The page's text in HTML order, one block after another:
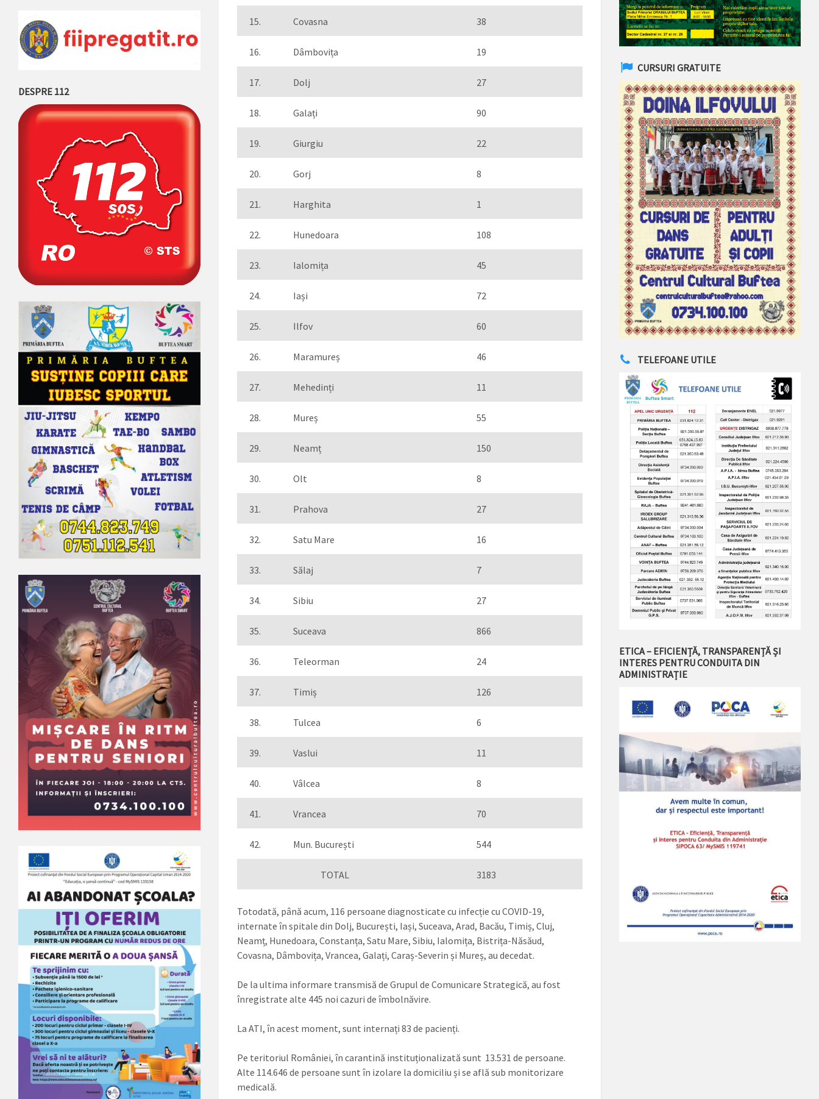
15. Covasna 38
16. Dâmbovița 19
17. Dolj 27
18. Galați 90
19. Giurgiu 22
20. Gorj 8
21. Harghita 1
22. Hunedoara 108
23. Ialomița 45
24. Iași 72
25. Ilfov 60
26. Maramureș 46
27. Mehedinți 11
28. Mureș 55
29. Neamț 150
30. Olt 8
31. Prahova 27
32. Satu Mare 16
33. Sălaj 7
34. Sibiu 27
35. Suceava 866
36. Teleorman 24
37. Timiș 126
38. Tulcea 6
39. Vaslui 11
40. Vâlcea 8
41. Vrancea 70
42. Mun. București 544
TOTAL 3183
Totodată, până acum, 116 persoane diagnosticate cu infecție cu COVID-19,
internate în spitale din Dolj, București, Iași, Suceava, Arad, Bacău, Timiș, Cluj,
Neamț, Hunedoara, Constanța, Satu Mare, Sibiu, Ialomița, Bistrița-Năsăud,
Covasna, Dâmbovița, Vrancea, Galați, Caraș-Severin și Mureș, au decedat.
De la ultima informare transmisă de Grupul de Comunicare Strategică, au fost
înregistrate alte 445 noi cazuri de îmbolnăvire.
La ATI, în acest moment, sunt internați 83 de pacienți.
Pe teritoriul României, în carantină instituționalizată sunt 13.531 de persoane.
Alte 114.646 de persoane sunt în izolare la domiciliu și se află sub monitorizare
medicală.
DESPRE 112
CURSURI GRATUITE
TELEFOANE UTILE
ETICA – EFICIENȚĂ, TRANSPARENȚĂ ȘI
INTERES PENTRU CONDUITA DIN
ADMINISTRAȚIE